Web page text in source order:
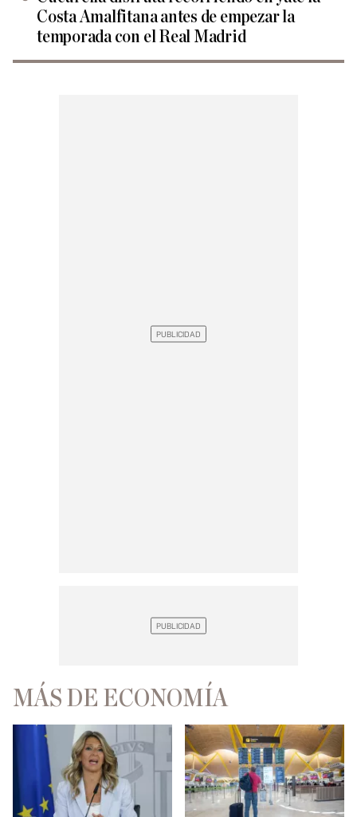
Costa Amalfitana antes de empezar la
temporada con el Real Madrid
MÁS DE ECONOMÍA